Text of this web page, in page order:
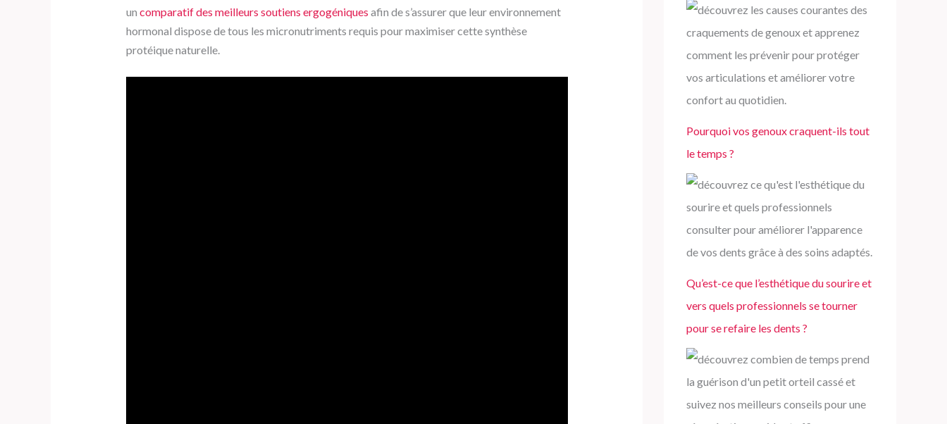
un comparatif des meilleurs soutiens ergogéniques afin de s’assurer que leur environnement
hormonal dispose de tous les micronutriments requis pour maximiser cette synthèse
protéique naturelle.
Pourquoi vos genoux craquent-ils tout
le temps ?
Qu’est-ce que l’esthétique du sourire et
vers quels professionnels se tourner
pour se refaire les dents ?